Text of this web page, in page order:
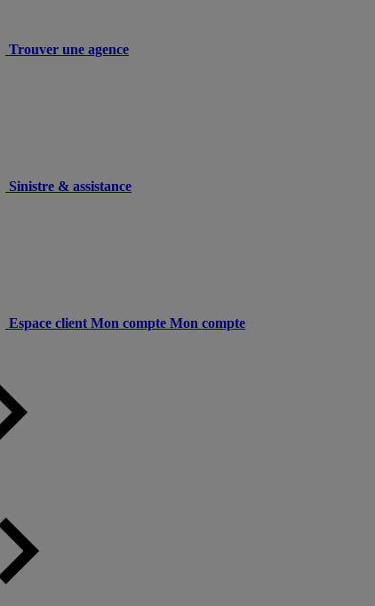
Trouver une agence
Sinistre & assistance
Espace client Mon compte Mon compte